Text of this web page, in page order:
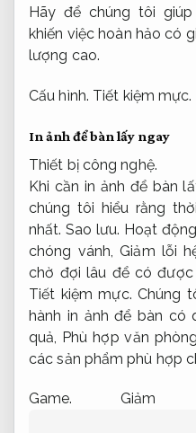
Hãy để chúng tôi
khiến việc hoàn hảo có
lượng cao.
Cấu hình. Tiết kiệm mực.
In ảnh để bàn lấy ngay
Thiết bị công nghệ.
Khi cần in ảnh để bàn
chúng tôi hiểu rằng
nhất.Sao lưu. Hoạt
chóng vánh, Giảm lỗi
chờ đợi lâu để có
Tiết kiệm mực. Chúng
hành in ảnh để bàn có
quả, Phù hợp văn
các sản phẩm phù hợp
Game.